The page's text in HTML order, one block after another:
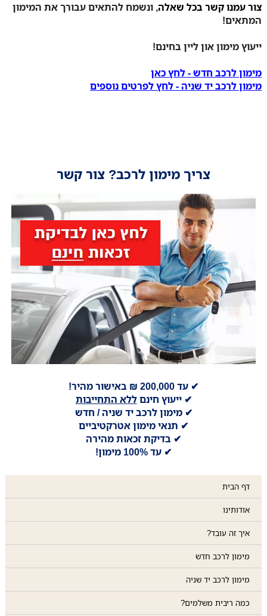
צור עמנו קשר בכל שאלה, ונשמח להתאים עבורך את המימון
המתאים!
ייעוץ מימון און ליין בחינם!
מימון לרכב חדש - לחץ כאן
מימון לרכב יד שניה - לחץ לפרטים נוספים
צריך מימון לרכב? צור קשר
✔ עד 200,000 ₪ באישור מהיר!
✔ ייעוץ חינםללא התחייבות
✔ מימון לרכב יד שניה / חדש
✔ תנאי מימון אטרקטיביים
✔ בדיקת זכאות מהירה
✔ עד 100% מימון!
דף הבית
אודותינו
איך זה עובד?
מימון לרכב חדש
מימון לרכב יד שניה
כמה ריבית משלמים?